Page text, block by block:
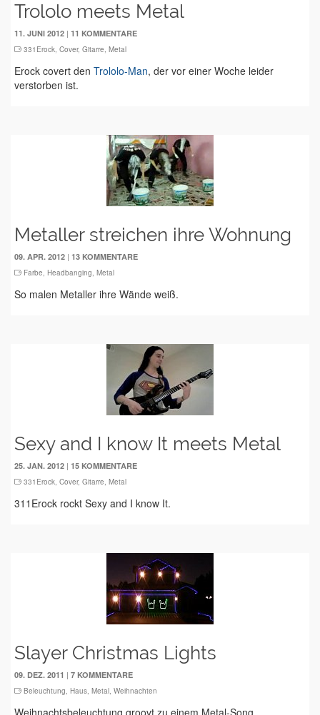
Trololo meets Metal
11. JUNI 2012 | 11 KOMMENTARE
331Erock, Cover, Gitarre, Metal
Erock covert den Trololo-Man, der vor einer Woche leider
verstorben ist.
Metaller streichen ihre Wohnung
09. APR. 2012 | 13 KOMMENTARE
Farbe, Headbanging, Metal
So malen Metaller ihre Wände weiß.
Sexy and I know It meets Metal
25. JAN. 2012 | 15 KOMMENTARE
331Erock, Cover, Gitarre, Metal
311Erock rockt Sexy and I know It.
Slayer Christmas Lights
09. DEZ. 2011 | 7 KOMMENTARE
Beleuchtung, Haus, Metal, Weihnachten
Weihnachtsbeleuchtung groovt zu einem Metal-Song.